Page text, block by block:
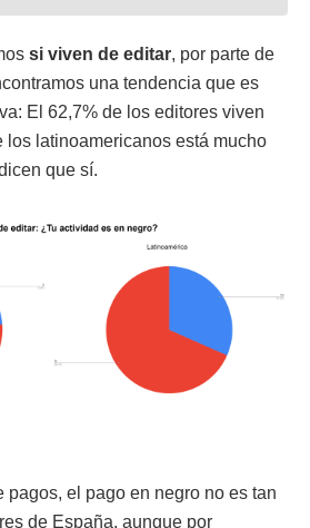
si viven de editar, por parte de
una tendencia que es
El 62,7% de los editores viven
los latinoamericanos está mucho
que sí.
pagos, el pago en negro no es tan
de España, aunque por